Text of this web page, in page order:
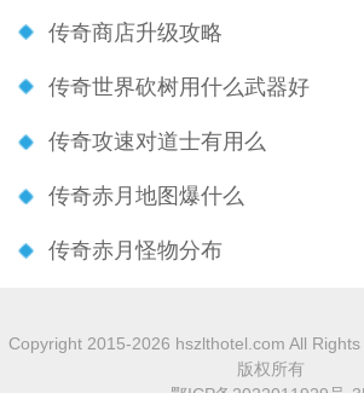
传奇商店升级攻略
传奇世界砍树用什么武器好
传奇攻速对道士有用么
传奇赤月地图爆什么
传奇赤月怪物分布
Copyright 2015-2026 hszlthotel.com All
版权所有